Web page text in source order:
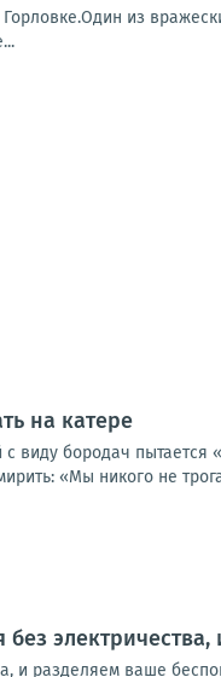
из
на катере
виду бородач
«Мы никого не
и разделяем ваше